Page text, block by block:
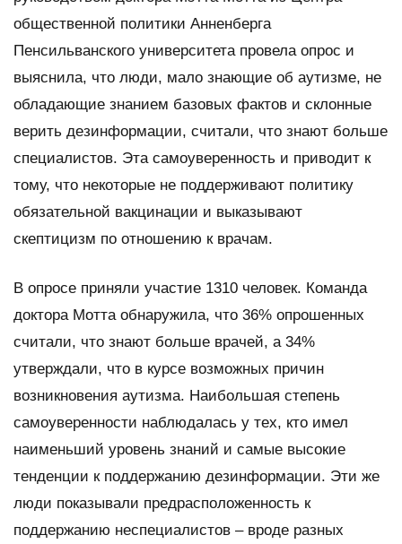
общественной политики Анненберга
Пенсильванского университета провела опрос и
выяснила, что люди, мало знающие об аутизме, не
обладающие знанием базовых фактов и склонные
верить дезинформации, считали, что знают больше
специалистов. Эта самоуверенность и приводит к
тому, что некоторые не поддерживают политику
обязательной вакцинации и выказывают
скептицизм по отношению к врачам.
В опросе приняли участие 1310 человек. Команда
доктора Мотта обнаружила, что 36% опрошенных
считали, что знают больше врачей, а 34%
утверждали, что в курсе возможных причин
возникновения аутизма. Наибольшая степень
самоуверенности наблюдалась у тех, кто имел
наименьший уровень знаний и самые высокие
тенденции к поддержанию дезинформации. Эти же
люди показывали предрасположенность к
поддержанию неспециалистов – вроде разных